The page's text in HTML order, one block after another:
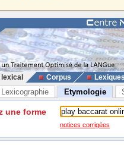
Corpus
Lexicographie Etymologie
une forme
notices corrigées